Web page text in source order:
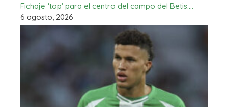
Fichaje ‘top’ para el centro del campo del Betis:…
6 agosto, 2026